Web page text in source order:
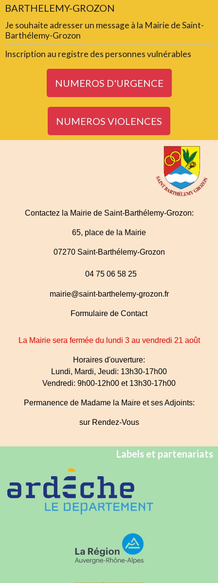
BARTHELEMY-GROZON
Je souhaite adresser un message à la Mairie de Saint-
Barthélemy-Grozon
Inscription au registre des personnes vulnérables
NUMEROS D'URGENCE
NUMEROS VIOLENCES
Contactez la Mairie de Saint-Barthélemy-Grozon:
65, place de la Mairie
07270 Saint-Barthélemy-Grozon
04 75 06 58 25
mairie@saint-barthelemy-grozon.fr
Formulaire de Contact
La Mairie sera fermée du lundi 3 au vendredi 21 août
Horaires d'ouverture:
Lundi, Mardi, Jeudi: 13h30-17h00
Vendredi: 9h00-12h00 et 13h30-17h00
Permanence de Madame la Maire et ses Adjoints:
sur Rendez-Vous
Labels et partenariats